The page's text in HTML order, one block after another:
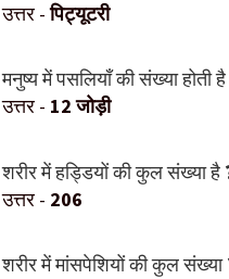
उत्तर -पिट्यूटरी
मनुष्य में पसलियाँ की संख्या होती है
उत्तर - 12 जोड़ी
शरीर में हड्डियों की कुल संख्या है
उत्तर - 206
शरीर में मांसपेशियों की कुल संख्या